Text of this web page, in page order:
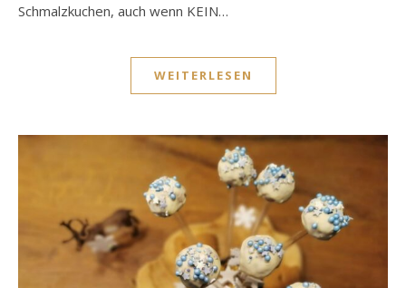
Schmalzkuchen, auch wenn KEIN…
WEITERLESEN